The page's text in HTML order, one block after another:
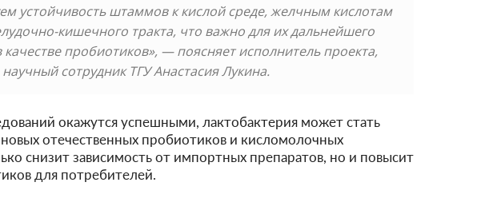
устойчивость штаммов к кислой среде, желчным кислотам
кишечного тракта, что важно для их дальнейшего
качестве пробиотиков», — поясняет исполнитель проекта,
научный сотрудник ТГУ Анастасия Лукина.
окажутся успешными, лактобактерия может стать
отечественных пробиотиков и кисломолочных
снизит зависимость от импортных препаратов, но и повысит
для потребителей.